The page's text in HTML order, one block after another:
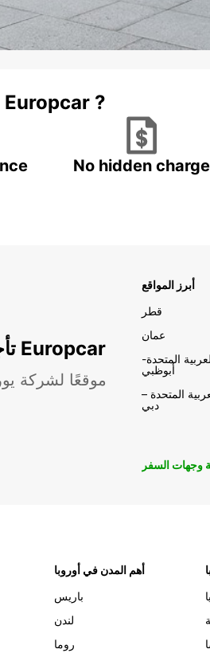
?
No hidden charge
تأجير السيارات في قطر مع Europcar
موقعًا لشركة
أبرز المواقع
قطر
عمان
المتحدة-
أبوظبي
المتحدة –
دبي
وجهات السفر
أهم المدن في أوروبا
باريس
لندن
روما